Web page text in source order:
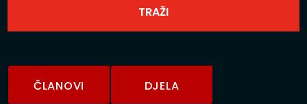
ČLANOVI DJELA